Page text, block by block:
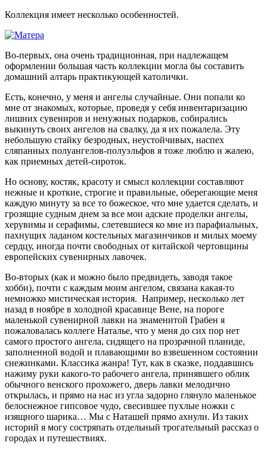
Коллекция имеет несколько особенностей.
Во-первых, она очень традиционная, при надлежащем
оформлении большая часть коллекции могла бы составить
домашний алтарь практикующей католички.
Есть, конечно, у меня и ангелы случайные. Они попали ко
мне от знакомых, которые, проведя у себя инвентаризацию
лишних сувениров и ненужных подарков, собирались
выкинуть своих ангелов на свалку, да я их пожалела. Эту
небольшую стайку безродных, неустойчивых, наспех
сляпанных полуангелов-полуэльфов я тоже люблю и жалею,
как приемных детей-сироток.
Но основу, костяк, красоту и смысл коллекции составляют
нежные и кроткие, строгие и правильные, оберегающие меня
каждую минуту за все то божеское, что мне удается сделать, и
грозящие судным днем за все мои адские проделки ангелы,
херувимы и серафимы, слетевшиеся ко мне из парафиальных,
пахнущих ладаном костельных магазинчиков и милых моему
сердцу, иногда почти свободных от китайской чертовщины
европейских сувенирных лавочек.
Во-вторых (как и можно было предвидеть, заводя такое
хобби), почти с каждым моим ангелом, связана какая-то
немножко мистическая история. Например, несколько лет
назад в ноябре в холодной красавице Вене, на пороге
маленькой сувенирной лавки на знаменитой Грабен я
пожаловалась коллеге Наталье, что у меня до сих пор нет
самого простого ангела, сидящего на прозрачной планиде,
заполненной водой и плавающими во взвешенном состоянии
снежинками. Классика жанра! Тут, как в сказке, поддавшись
нажиму руки какого-то рабочего ангела, принявшего облик
обычного венского прохожего, дверь лавки мелодично
открылась, и прямо на нас из угла задорно глянуло маленькое
белоснежное гипсовое чудо, свесившее пухлые ножки с
изящного шарика… Мы с Наташей прямо ахнули. Из таких
историй я могу состряпать отдельный трогательный рассказ о
городах и путешествиях.